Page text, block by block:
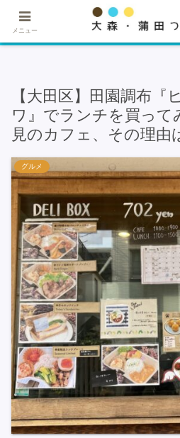
★記事・広告掲載希
【大田区】田園調布
ワ』でランチを買って
見のカフェ、その理由
グルメ
メニュー